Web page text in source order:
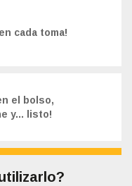
cada toma!
el bolso,
y... listo!